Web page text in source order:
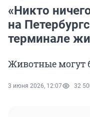
«Никто
на
терминале
Животные могут
3 июня 2026, 12:07 32